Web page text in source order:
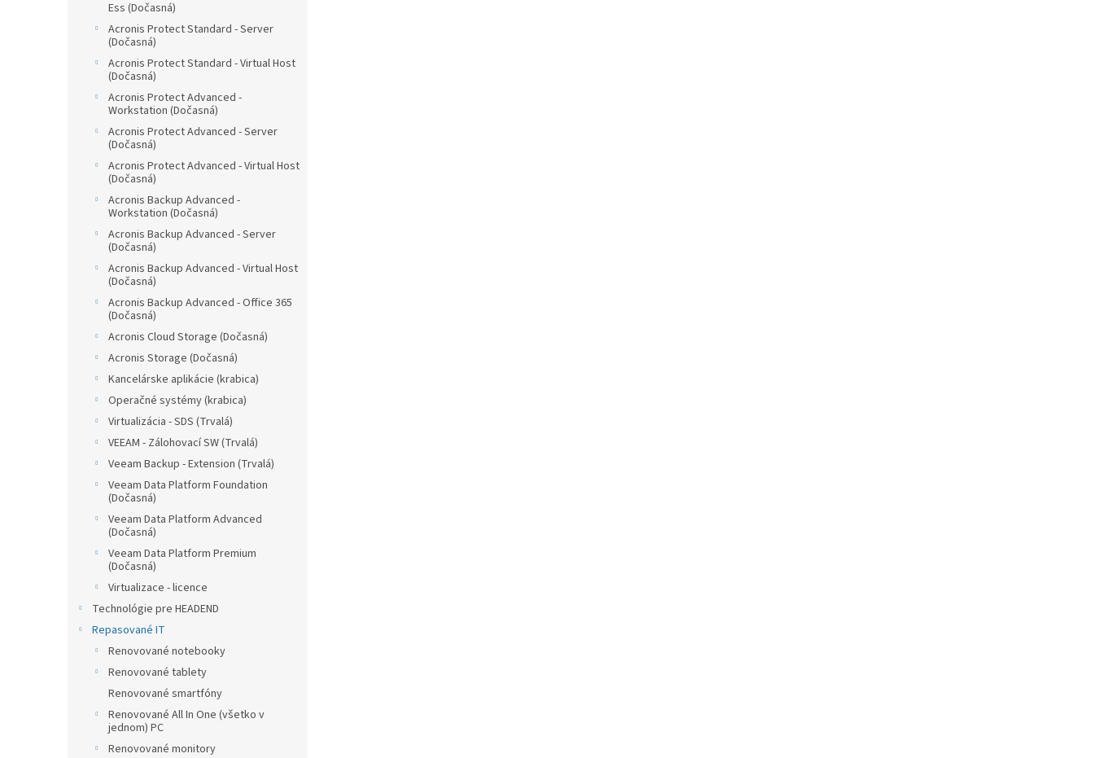
Ess (Dočasná)
Acronis Protect Standard - Server
(Dočasná)
Acronis Protect Standard - Virtual Host
(Dočasná)
Acronis Protect Advanced -
Workstation (Dočasná)
Acronis Protect Advanced - Server
(Dočasná)
Acronis Protect Advanced - Virtual Host
(Dočasná)
Acronis Backup Advanced -
Workstation (Dočasná)
Acronis Backup Advanced - Server
(Dočasná)
Acronis Backup Advanced - Virtual Host
(Dočasná)
Acronis Backup Advanced - Office 365
(Dočasná)
Acronis Cloud Storage (Dočasná)
Acronis Storage (Dočasná)
Kancelárske aplikácie (krabica)
Operačné systémy (krabica)
Virtualizácia - SDS (Trvalá)
VEEAM - Zálohovací SW (Trvalá)
Veeam Backup - Extension (Trvalá)
Veeam Data Platform Foundation
(Dočasná)
Veeam Data Platform Advanced
(Dočasná)
Veeam Data Platform Premium
(Dočasná)
Virtualizace - licence
Technológie pre HEADEND
Repasované IT
Renovované notebooky
Renovované tablety
Renovované smartfóny
Renovované All In One (všetko v
jednom) PC
Renovované monitory